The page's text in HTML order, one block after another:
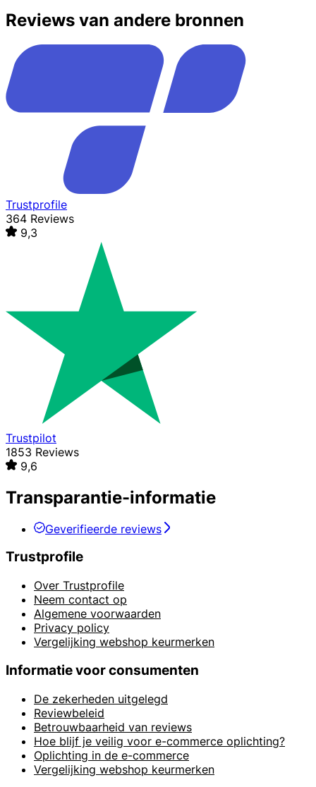
Reviews van andere bronnen
Trustprofile
364 Reviews
9,3
Trustpilot
1853 Reviews
9,6
Transparantie-informatie
Geverifieerde reviews
Trustprofile
Over Trustprofile
Neem contact op
Algemene voorwaarden
Privacy policy
Vergelijking webshop keurmerken
Informatie voor consumenten
De zekerheden uitgelegd
Reviewbeleid
Betrouwbaarheid van reviews
Hoe blijf je veilig voor e-commerce oplichting?
Oplichting in de e-commerce
Vergelijking webshop keurmerken